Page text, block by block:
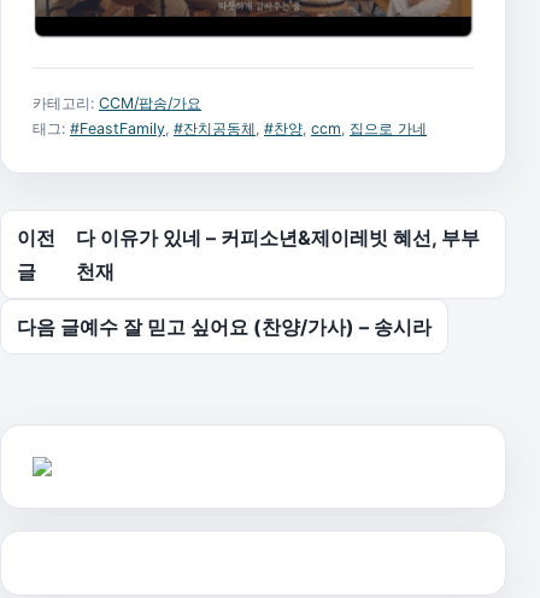
카테고리: CCM/팝송/가요
태그: #FeastFamily #잔치공동체 #찬양 ccm 집으로 가네
글 탐색
이전
글
다 이유가 있네 – 커피소년&제이레빗 혜선, 부부
천재
다음 글예수 잘 믿고 싶어요 (찬양/가사) – 송시라